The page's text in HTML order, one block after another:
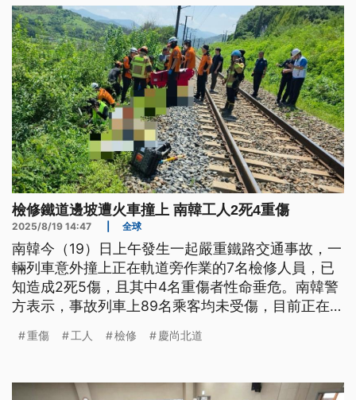
檢修鐵道邊坡遭火車撞上 南韓工人2死4重傷
2025/8/19 14:47 全球
南韓今（19）日上午發生一起嚴重鐵路交通事故，一
輛列車意外撞上正在軌道旁作業的7名檢修人員，已
知造成2死5傷，且其中4名重傷者性命垂危。南韓警
方表示，事故列車上89名乘客均未受傷，目前正在釐
重傷 工人 檢修 慶尚北道